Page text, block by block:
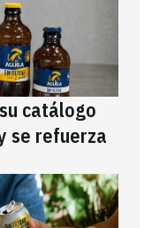
catálogo
se refuerza